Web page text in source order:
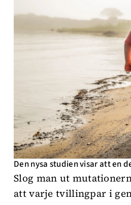
Den nysa studien visar att en
Slog man ut
att varje tvillingpar i